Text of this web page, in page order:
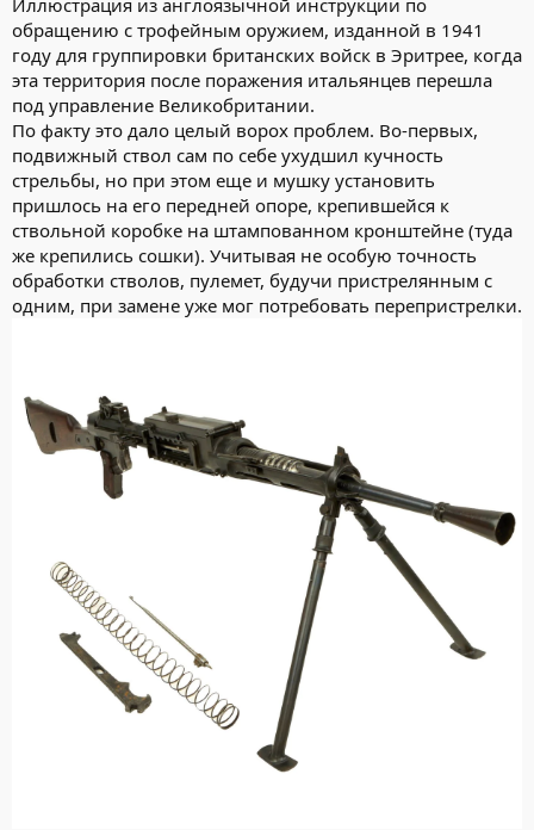
обращению с трофейным оружием, изданной в 1941
году для группировки британских войск в Эритрее, когда
эта территория после поражения итальянцев перешла
под управление Великобритании.
По факту это дало целый ворох проблем. Во-первых,
подвижный ствол сам по себе ухудшил кучность
стрельбы, но при этом еще и мушку установить
пришлось на его передней опоре, крепившейся к
ствольной коробке на штампованном кронштейне (туда
же крепились сошки). Учитывая не особую точность
обработки стволов, пулемет, будучи пристрелянным с
одним, при замене уже мог потребовать перепристрелки.